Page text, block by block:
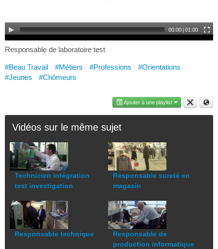
00:00 | 01:00
Responsable de laboratoire test
#Beau Travail #Métiers #Professions
#Orientations
#Jeunes
#Chômeurs
Ajouter à une playlist
Vidéos sur le même sujet
Technicien intégration
test investigation
Responsable technique
Responsable sureté en
magasin
Responsable de
production informatique